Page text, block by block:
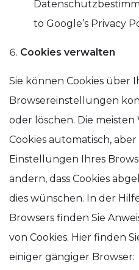
to Google’s Privacy
Cookies verwalten
Sie können Cookies über
Browsereinstellungen
oder löschen. Die
Cookies automatisch,
Einstellungen Ihres
ändern, dass Cookies
dies wünschen. In der
Browsers finden Sie
von Cookies. Hier finden
einiger gängiger Browser: